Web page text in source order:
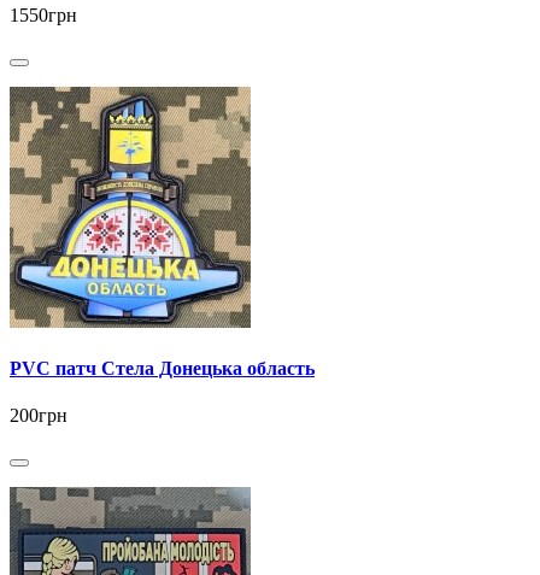
1550грн
PVC патч Стела Донецька область
200грн